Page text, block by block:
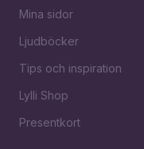
Mina sidor
Ljudböcker
Tips och inspiration
Lylli Shop
Presentkort